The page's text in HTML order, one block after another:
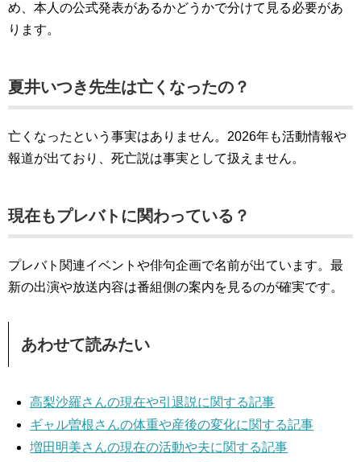
め、本人の公式発表があるかどうかで分けて見る必要があ
ります。
夏井いつき先生は亡くなったの？
亡くなったという事実はありません。2026年も活動情報や
報道が出ており、死亡説は事実として扱えません。
現在もプレバトに関わっている？
プレバト関連イベントや俳句企画で名前が出ています。最
新の出演や放送内容は番組側の案内を見るのが確実です。
あわせて読みたい
高梨沙羅さんの現在や引退説に関する記事
ギャル曽根さんの体重や産後の変化に関する記事
増田明美さんの現在の活動や夫に関する記事